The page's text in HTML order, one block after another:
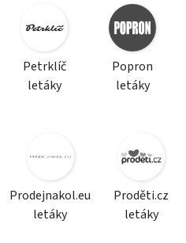
Petrklíč
letáky
Popron
letáky
Prodejnakol.eu
letáky
Proděti.cz
letáky